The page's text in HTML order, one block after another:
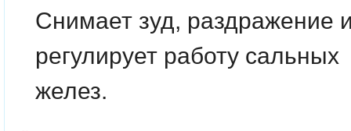
Снимает зуд, раздражение
регулирует работу сальных
желез.